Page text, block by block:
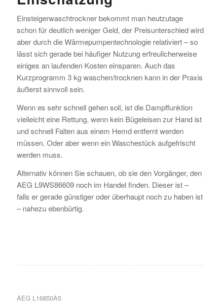
Einsteigerwaschtrockner bekommt man heutzutage
schon für deutlich weniger Geld, der Preisunterschied wird
aber durch die Wärmepumpentechnologie relativiert – so
lässt sich gerade bei häufiger Nutzung erfreulicherweise
einiges an laufenden Kosten einsparen. Auch das
Kurzprogramm 3 kg waschen/trocknen kann in der Praxis
äußerst sinnvoll sein.
Wenn es sehr schnell gehen soll, ist die Dampffunktion
vielleicht eine Rettung, wenn kein Bügeleisen zur Hand ist
und schnell Falten aus einem Hemd entfernt werden
müssen. Oder aber wenn ein Waschestück aufgefrischt
werden muss.
Alternativ können Sie schauen, ob sie den Vorgänger, den
AEG L9WS86609 noch im Handel finden. Dieser ist –
falls er gerade günstiger oder überhaupt noch zu haben ist
– nahezu ebenbürtig.
AEG L16850A5